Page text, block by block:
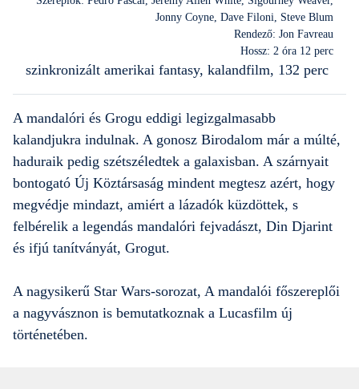
Jonny Coyne, Dave Filoni, Steve Blum
Rendező: Jon Favreau
Hossz: 2 óra 12 perc
szinkronizált amerikai fantasy, kalandfilm, 132 perc
A mandalóri és Grogu eddigi legizgalmasabb
kalandjukra indulnak. A gonosz Birodalom már a múlté,
haduraik pedig szétszéledtek a galaxisban. A szárnyait
bontogató Új Köztársaság mindent megtesz azért, hogy
megvédje mindazt, amiért a lázadók küzdöttek, s
felbérelik a legendás mandalóri fejvadászt, Din Djarint
és ifjú tanítványát, Grogut.
A nagysikerű Star Wars-sorozat, A mandalói főszereplői
a nagyvásznon is bemutatkoznak a Lucasfilm új
történetében.